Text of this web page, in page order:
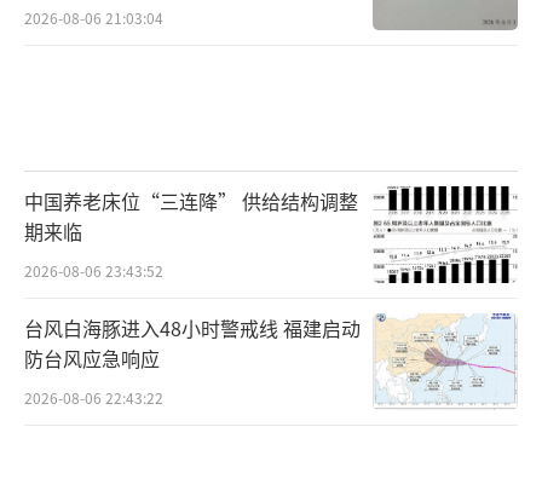
2026-08-06 21:03:04
中国养老床位“三连降” 供给结构调整
期来临
2026-08-06 23:43:52
台风白海豚进入48小时警戒线 福建启动
防台风应急响应
2026-08-06 22:43:22